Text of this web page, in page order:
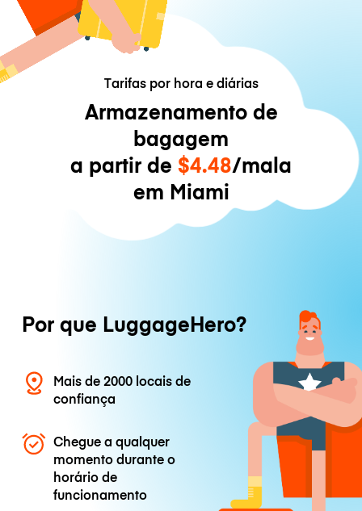
Tarifas por hora e diárias
Armazenamento de
bagagem
a partir de $4.48/mala
em Miami
Por que LuggageHero?
Mais de 2000 locais de
confiança
Chegue a qualquer
momento durante o
horário de
funcionamento